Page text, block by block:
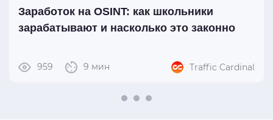
Заработок на OSINT: как школьники
зарабатывают и насколько это законно
959 9 мин Traffic Cardinal